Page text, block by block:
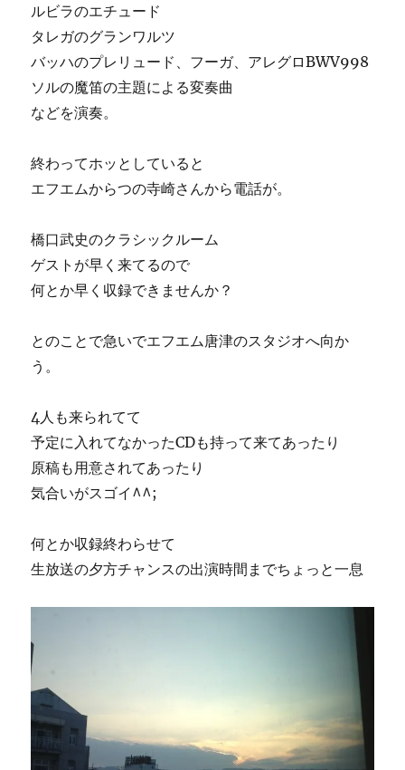
ルビラのエチュード
タレガのグランワルツ
バッハのプレリュード、フーガ、アレグロBWV998
ソルの魔笛の主題による変奏曲
などを演奏。
終わってホッとしていると
エフエムからつの寺崎さんから電話が。
橋口武史のクラシックルーム
ゲストが早く来てるので
何とか早く収録できませんか？
とのことで急いでエフエム唐津のスタジオへ向か
う。
4人も来られてて
予定に入れてなかったCDも持って来てあったり
原稿も用意されてあったり
気合いがスゴイ^^;
何とか収録終わらせて
生放送の夕方チャンスの出演時間までちょっと一息